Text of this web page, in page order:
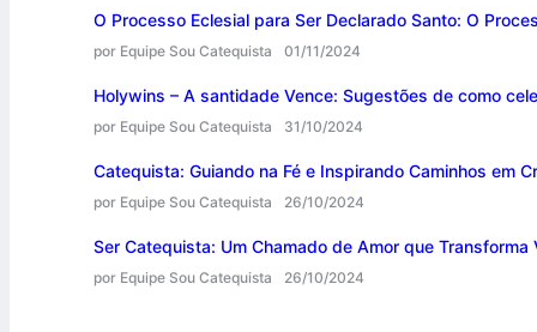
O Processo Eclesial para Ser Declarado Santo: O
por Equipe Sou Catequista 01/11/2024
Holywins – A santidade Vence: Sugestões de como
por Equipe Sou Catequista 31/10/2024
Catequista: Guiando na Fé e Inspirando Caminhos em
por Equipe Sou Catequista 26/10/2024
Ser Catequista: Um Chamado de Amor que Transforma
por Equipe Sou Catequista 26/10/2024